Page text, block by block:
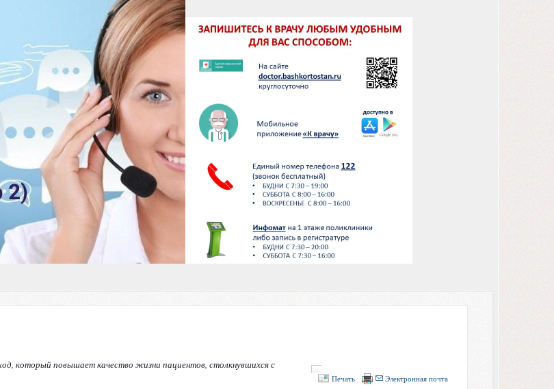
Печать Электронная почта
который повышает качество жизни пациентов, столкнувшихся с